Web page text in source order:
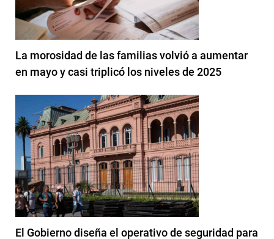
La morosidad de las familias volvió a aumentar
en mayo y casi triplicó los niveles de 2025
El Gobierno diseña el operativo de seguridad para